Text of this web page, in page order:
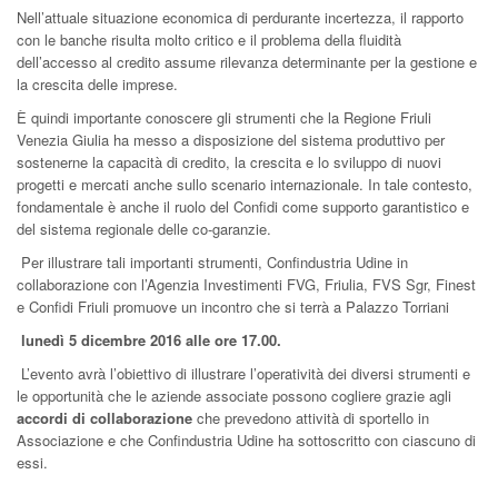
Nell’attuale situazione economica di perdurante incertezza, il rapporto
con le banche risulta molto critico e il problema della fluidità
dell’accesso al credito assume rilevanza determinante per la gestione e
la crescita delle imprese.
È quindi importante conoscere gli strumenti che la Regione Friuli
Venezia Giulia ha messo a disposizione del sistema produttivo per
sostenerne la capacità di credito, la crescita e lo sviluppo di nuovi
progetti e mercati anche sullo scenario internazionale. In tale contesto,
fondamentale è anche il ruolo del Confidi come supporto garantistico e
del sistema regionale delle co-garanzie.
Per illustrare tali importanti strumenti, Confindustria Udine in
collaborazione con l’Agenzia Investimenti FVG, Friulia, FVS Sgr, Finest
e Confidi Friuli promuove un incontro che si terrà a Palazzo Torriani
lunedì 5 dicembre 2016 alle ore 17.00.
L’evento avrà l’obiettivo di illustrare l’operatività dei diversi strumenti e
le opportunità che le aziende associate possono cogliere grazie agli
accordi di collaborazione che prevedono attività di sportello in
Associazione e che Confindustria Udine ha sottoscritto con ciascuno di
essi.